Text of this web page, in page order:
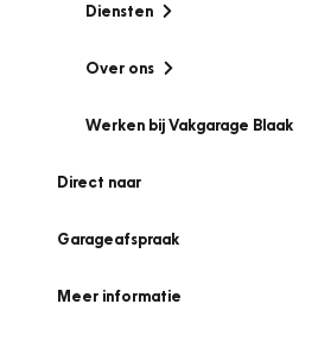
Diensten
Over ons
Werken bij Vakgarage Blaak
Direct naar
Garageafspraak
Meer informatie